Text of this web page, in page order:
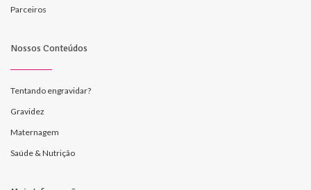
Parceiros
Nossos Conteúdos
Tentando engravidar?
Gravidez
Maternagem
Saúde & Nutrição